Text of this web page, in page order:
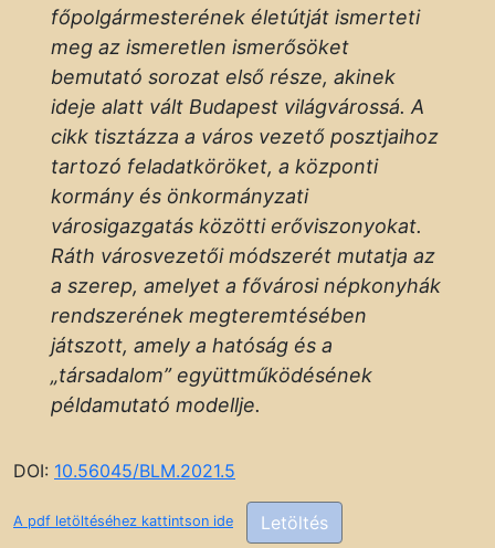
főpolgármesterének életútját ismerteti
meg az ismeretlen ismerősöket
bemutató sorozat első része, akinek
ideje alatt vált Budapest világvárossá. A
cikk tisztázza a város vezető posztjaihoz
tartozó feladatköröket, a központi
kormány és önkormányzati
városigazgatás közötti erőviszonyokat.
Ráth városvezetői módszerét mutatja az
a szerep, amelyet a fővárosi népkonyhák
rendszerének megteremtésében
játszott, amely a hatóság és a
„társadalom” együttműködésének
példamutató modellje.
DOI: 10.56045/BLM.2021.5
A pdf letöltéséhez kattintson ide Letöltés